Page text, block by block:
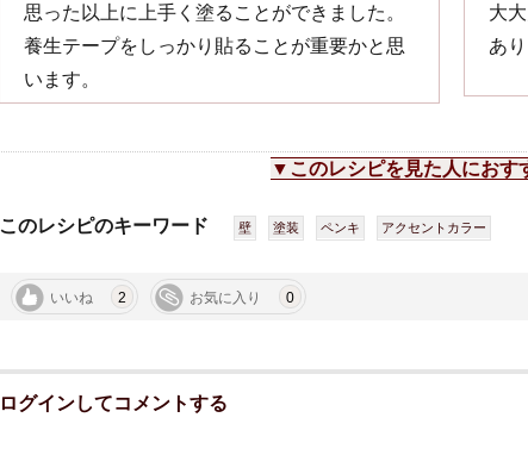
思った以上に上手く塗ることができました。
養生テープをしっかり貼ることが重要かと思
います。
大
あ
▼このレシピを見た人にお
このレシピのキーワード 壁 塗装 ペンキ アクセントカラー
いいね 2 お気に入り 0
ログインしてコメントする